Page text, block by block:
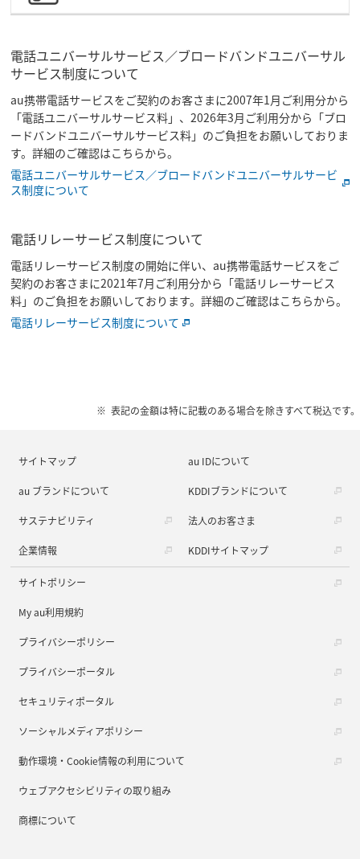
電話ユニバーサルサービス／ブロードバンドユニバーサル
サービス制度について
au携帯電話サービスをご契約のお客さまに2007年1月ご利用分から
「電話ユニバーサルサービス料」、2026年3月ご利用分から「ブロ
ードバンドユニバーサルサービス料」のご負担をお願いしておりま
す。詳細のご確認はこちらから。
電話ユニバーサルサービス／ブロードバンドユニバーサルサービ
ス制度について
電話リレーサービス制度について
電話リレーサービス制度の開始に伴い、au携帯電話サービスをご
契約のお客さまに2021年7月ご利用分から「電話リレーサービス
料」のご負担をお願いしております。詳細のご確認はこちらから。
電話リレーサービス制度について
表記の金額は特に記載のある場合を除きすべて税込です。
サイトマップ au IDについて
au ブランドについて KDDIブランドについて
サステナビリティ 法人のお客さま
企業情報 KDDIサイトマップ
サイトポリシー
My au利用規約
プライバシーポリシー
プライバシーポータル
セキュリティポータル
ソーシャルメディアポリシー
動作環境・Cookie情報の利用について
ウェブアクセシビリティの取り組み
商標について